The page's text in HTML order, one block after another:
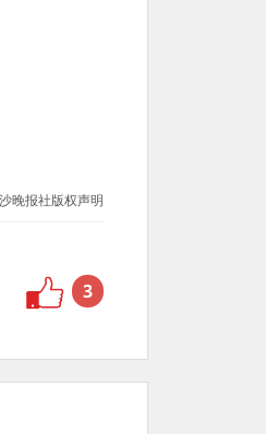
晚报社版权声明
3